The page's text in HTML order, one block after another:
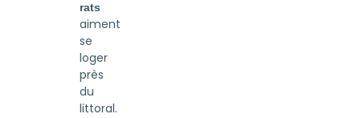
rats
aiment
se
loger
près
du
littoral.